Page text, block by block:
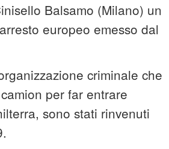
Balsamo (Milano) un
europeo emesso dal
criminale che
per far entrare
sono stati rinvenuti